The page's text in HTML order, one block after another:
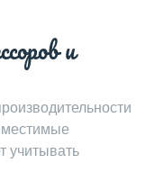
и
учитывать